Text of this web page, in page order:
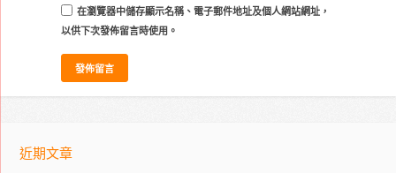
在瀏覽器中儲存顯示名稱、電子郵件地址及個人網站網址，
以供下次發佈留言時使用。
近期文章